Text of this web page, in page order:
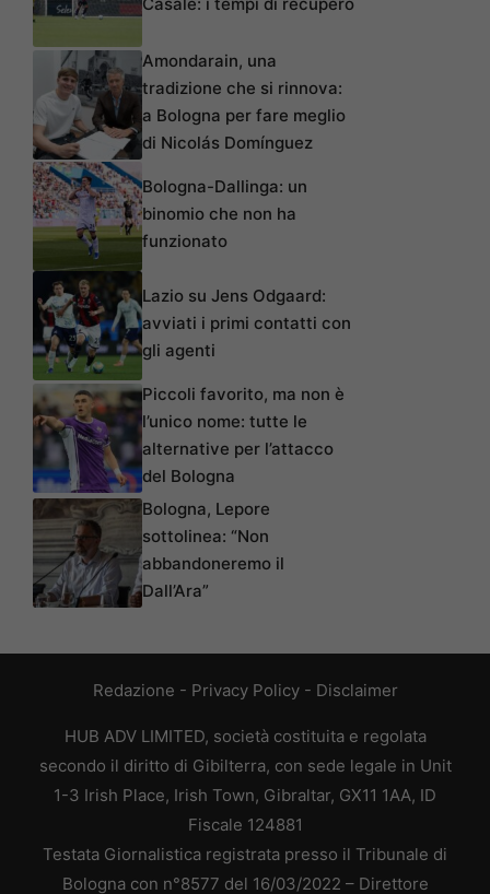
Amondarain, una
tradizione che si rinnova:
a Bologna per fare meglio
di Nicolás Domínguez
Bologna-Dallinga: un
binomio che non ha
funzionato
Lazio su Jens Odgaard:
avviati i primi contatti con
gli agenti
Piccoli favorito, ma non è
l’unico nome: tutte le
alternative per l’attacco
del Bologna
Bologna, Lepore
sottolinea: “Non
abbandoneremo il
Dall’Ara”
Redazione - Privacy Policy- Disclaimer
HUB ADV LIMITED, società costituita e regolata
secondo il diritto di Gibilterra, con sede legale in Unit
1-3 Irish Place, Irish Town, Gibraltar, GX11 1AA, ID
Fiscale 124881
Testata Giornalistica registrata presso il Tribunale di
Bologna con n°8577 del 16/03/2022 – Direttore